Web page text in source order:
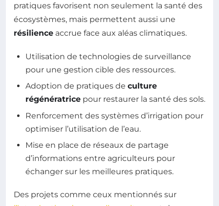
pratiques favorisent non seulement la santé des
écosystèmes, mais permettent aussi une
résilience accrue face aux aléas climatiques.
Utilisation de technologies de surveillance
pour une gestion cible des ressources.
Adoption de pratiques de culture
régénératrice pour restaurer la santé des sols.
Renforcement des systèmes d’irrigation pour
optimiser l’utilisation de l’eau.
Mise en place de réseaux de partage
d’informations entre agriculteurs pour
échanger sur les meilleures pratiques.
Des projets comme ceux mentionnés sur